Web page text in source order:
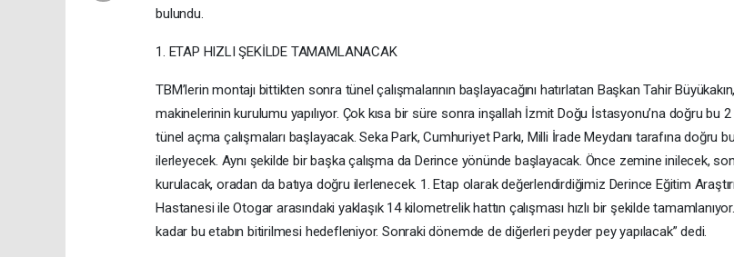
bulundu.
1. ETAP HIZLI ŞEKİLDE TAMAMLANACAK
TBM’lerin montajı bittikten sonra tünel çalışmalarının başlayacağını hatırlatan Başkan Tahir
makinelerinin kurulumu yapılıyor. Çok kısa bir süre sonra inşallah İzmit Doğu İstasyonu’na doğru bu 2
tünel açma çalışmaları başlayacak. Seka Park, Cumhuriyet Parkı, Milli İrade Meydanı tarafına doğru
ilerleyecek. Aynı şekilde bir başka çalışma da Derince yönünde başlayacak. Önce zemine inilecek,
kurulacak, oradan da batıya doğru ilerlenecek. 1. Etap olarak değerlendirdiğimiz Derince Eğitim
Hastanesi ile Otogar arasındaki yaklaşık 14 kilometrelik hattın çalışması hızlı bir şekilde
kadar bu etabın bitirilmesi hedefleniyor. Sonraki dönemde de diğerleri peyder pey yapılacak” dedi.